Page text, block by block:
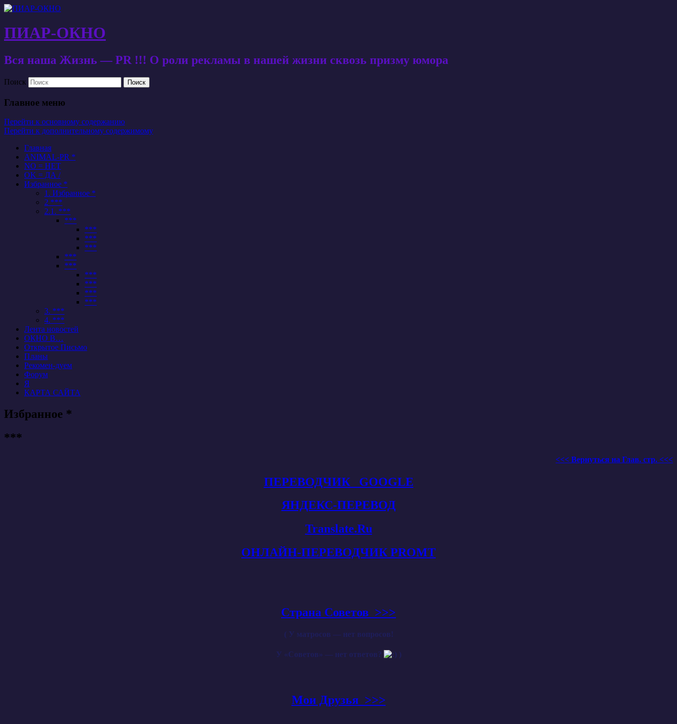
ПИАР-ОКНО
Вся наша Жизнь — PR !!! О роли рекламы в нашей жизни сквозь призму юмора
Поиск
Главное меню
Перейти к основному содержанию
Перейти к дополнительному содержимому
Главная
ANIMAL-PR *
NO = НЕТ
OK = ДА /
Избранное *
1. Избранное *
2 ***
2.1. ***
***
***
***
***
***
***
***
***
***
***
3. ***
4. ***
Лента новостей
ОКНО В…
Открытое Письмо
Планы
Рекомен-дуем
Форум
Я
КАРТА САЙТА
Избранное *
***
<<< Вернуться на Глав. стр. <<<
ПЕРЕВОДЧИК GOOGLE
ЯНДЕКС-ПЕРЕВОД
Translate.Ru
ОНЛАЙН-ПЕРЕВОДЧИК PROMT
Cтрана Советов >>>
( У матросов — нет вопросов!
У «Советов» — нет ответов? )
Мои Друзья >>>